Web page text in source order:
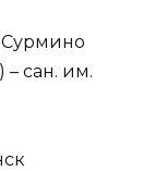
Сурмино
сан. им.